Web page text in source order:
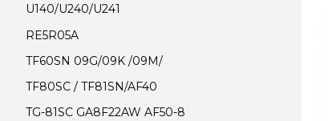
U140/U240/U241
RE5R05A
TF60SN 09G/09K /09M/
TF80SC / TF81SN/AF40
TG-81SC GA8F22AW AF50-8